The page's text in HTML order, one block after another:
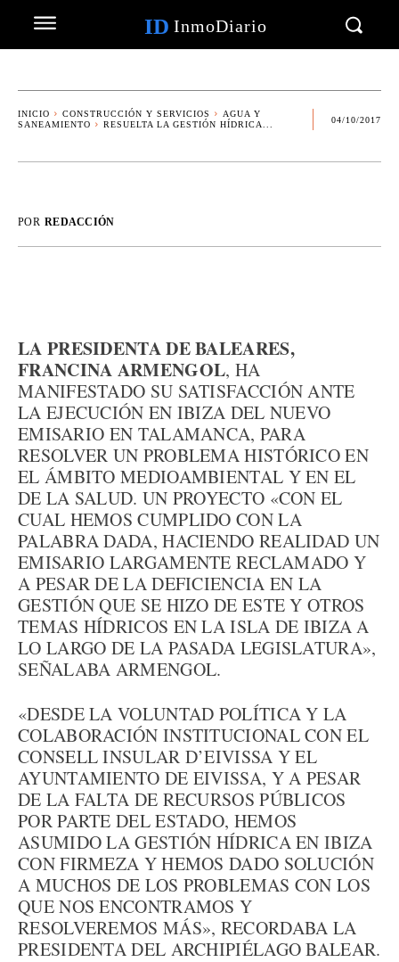
ID InmoDiario
INICIO CONSTRUCCIÓN Y SERVICIOS
AGUA Y
SANEAMIENTO
RESUELTA LA GESTIÓN HÍDRICA...
04/10/2017
POR REDACCIÓN
LA PRESIDENTA DE BALEARES,
FRANCINA ARMENGOL, HA
MANIFESTADO SU SATISFACCIÓN ANTE
LA EJECUCIÓN EN IBIZA DEL NUEVO
EMISARIO EN TALAMANCA, PARA
RESOLVER UN PROBLEMA HISTÓRICO EN
EL ÁMBITO MEDIOAMBIENTAL Y EN EL
DE LA SALUD. UN PROYECTO «CON EL
CUAL HEMOS CUMPLIDO CON LA
PALABRA DADA, HACIENDO REALIDAD UN
EMISARIO LARGAMENTE RECLAMADO Y
A PESAR DE LA DEFICIENCIA EN LA
GESTIÓN QUE SE HIZO DE ESTE Y OTROS
TEMAS HÍDRICOS EN LA ISLA DE IBIZA A
LO LARGO DE LA PASADA LEGISLATURA»,
SEÑALABA ARMENGOL.
«DESDE LA VOLUNTAD POLÍTICA Y LA
COLABORACIÓN INSTITUCIONAL CON EL
CONSELL INSULAR D’EIVISSA Y EL
AYUNTAMIENTO DE EIVISSA, Y A PESAR
DE LA FALTA DE RECURSOS PÚBLICOS
POR PARTE DEL ESTADO, HEMOS
ASUMIDO LA GESTIÓN HÍDRICA EN IBIZA
CON FIRMEZA Y HEMOS DADO SOLUCIÓN
A MUCHOS DE LOS PROBLEMAS CON LOS
QUE NOS ENCONTRAMOS Y
RESOLVEREMOS MÁS», RECORDABA LA
PRESIDENTA DEL ARCHIPIÉLAGO BALEAR.